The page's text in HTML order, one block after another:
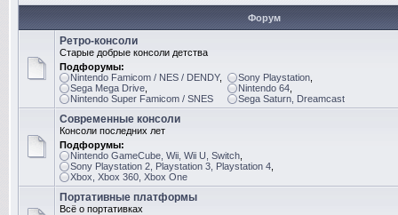
Форум
Ретро-консоли
Старые добрые консоли детства
Подфорумы:
Nintendo Famicom / NES / DENDY,
Sega Mega Drive
Nintendo Super Famicom / SNES
Sony Playstation
Nintendo 64
Sega Saturn, Dreamcast
Современные консоли
Консоли последних лет
Подфорумы:
Nintendo GameCube, Wii, Wii U, Switch
Sony Playstation 2, Playstation 3, Playstation 4
Xbox, Xbox 360, Xbox One
Портативные платформы
Всё о портативках